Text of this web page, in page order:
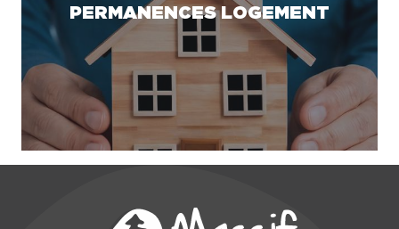
PERMANENCES LOGEMENT